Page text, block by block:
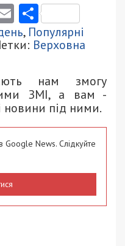
Email
, Популярні
Верховна
нам змогу
ЗМІ, а вам -
новини під ними.
News. Слідкуйте